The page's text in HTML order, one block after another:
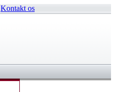
Kontakt os